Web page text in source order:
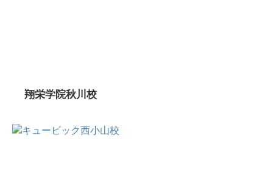
翔栄学院秋川校